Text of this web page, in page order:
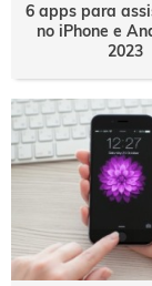
6 apps para
no iPhone e
2023